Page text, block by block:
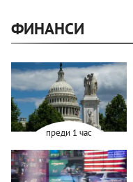
ФИНАНСИ
преди 1 час